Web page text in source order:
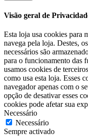
Visão geral de
Esta loja usa cookies para
navega pela loja. Destes,
necessários são
para o funcionamento das
usamos cookies de
como usa esta loja. Esses
navegador apenas com o
opção de desativar esses
cookies pode afetar sua
Necessário
Necessário
Sempre activado